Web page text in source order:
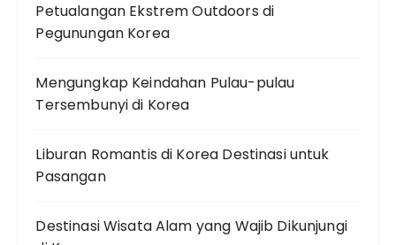
Petualangan Ekstrem Outdoors di
Pegunungan Korea
Mengungkap Keindahan Pulau-pulau
Tersembunyi di Korea
Liburan Romantis di Korea Destinasi untuk
Pasangan
Destinasi Wisata Alam yang Wajib Dikunjungi